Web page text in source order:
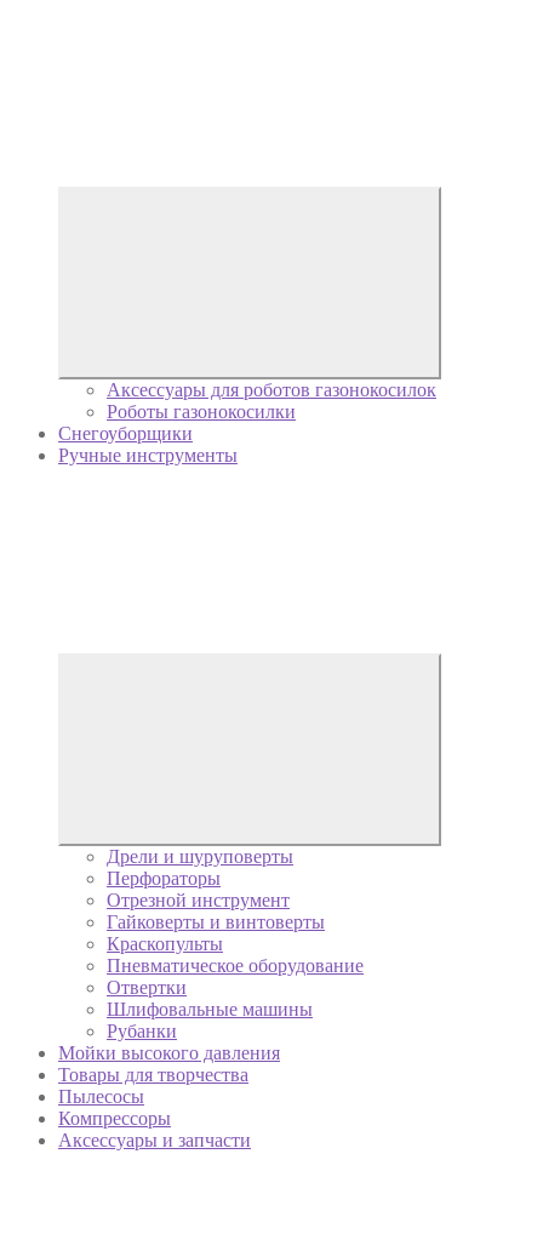
Аксессуары для роботов газонокосилок
Роботы газонокосилки
Снегоуборщики
Ручные инструменты
Дрели и шуруповерты
Перфораторы
Отрезной инструмент
Гайковерты и винтоверты
Краскопульты
Пневматическое оборудование
Отвертки
Шлифовальные машины
Рубанки
Мойки высокого давления
Товары для творчества
Пылесосы
Компрессоры
Аксессуары и запчасти